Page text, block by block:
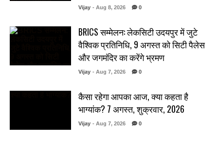
Vijay - Aug 8, 2026 0
BRICS सम्मेलन: लेकसिटी उदयपुर में जुटे
वैश्विक प्रतिनिधि, 9 अगस्त को सिटी पैलेस
और जगमंदिर का करेंगे भ्रमण
Vijay - Aug 7, 2026 0
कैसा रहेगा आपका आज, क्या कहता है
भाग्यांक? 7 अगस्त, शुक्रवार, 2026
Vijay - Aug 7, 2026 0